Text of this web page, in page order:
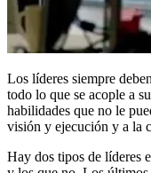
Los líderes siempre
todo lo que se acople a
habilidades que no le
visión y ejecución y a la
Hay dos tipos de líderes